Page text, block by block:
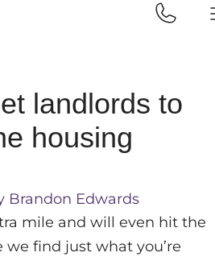
to blame for the housing
landlords to
housing
Brandon Edwards
mile and will even hit the
find just what you’re